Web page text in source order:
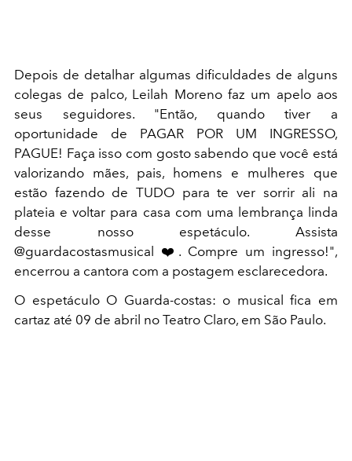
Depois de detalhar algumas dificuldades de alguns
colegas de palco, Leilah Moreno faz um apelo aos
seus seguidores. "Então, quando tiver a
oportunidade de PAGAR POR UM INGRESSO,
PAGUE! Faça isso com gosto sabendo que você está
valorizando mães, pais, homens e mulheres que
estão fazendo de TUDO para te ver sorrir ali na
plateia e voltar para casa com uma lembrança linda
desse nosso espetáculo. Assista
@guardacostasmusical ❤️. Compre um ingresso!",
encerrou a cantora com a postagem esclarecedora.
O espetáculo O Guarda-costas: o musical fica em
cartaz até 09 de abril no Teatro Claro, em São Paulo.